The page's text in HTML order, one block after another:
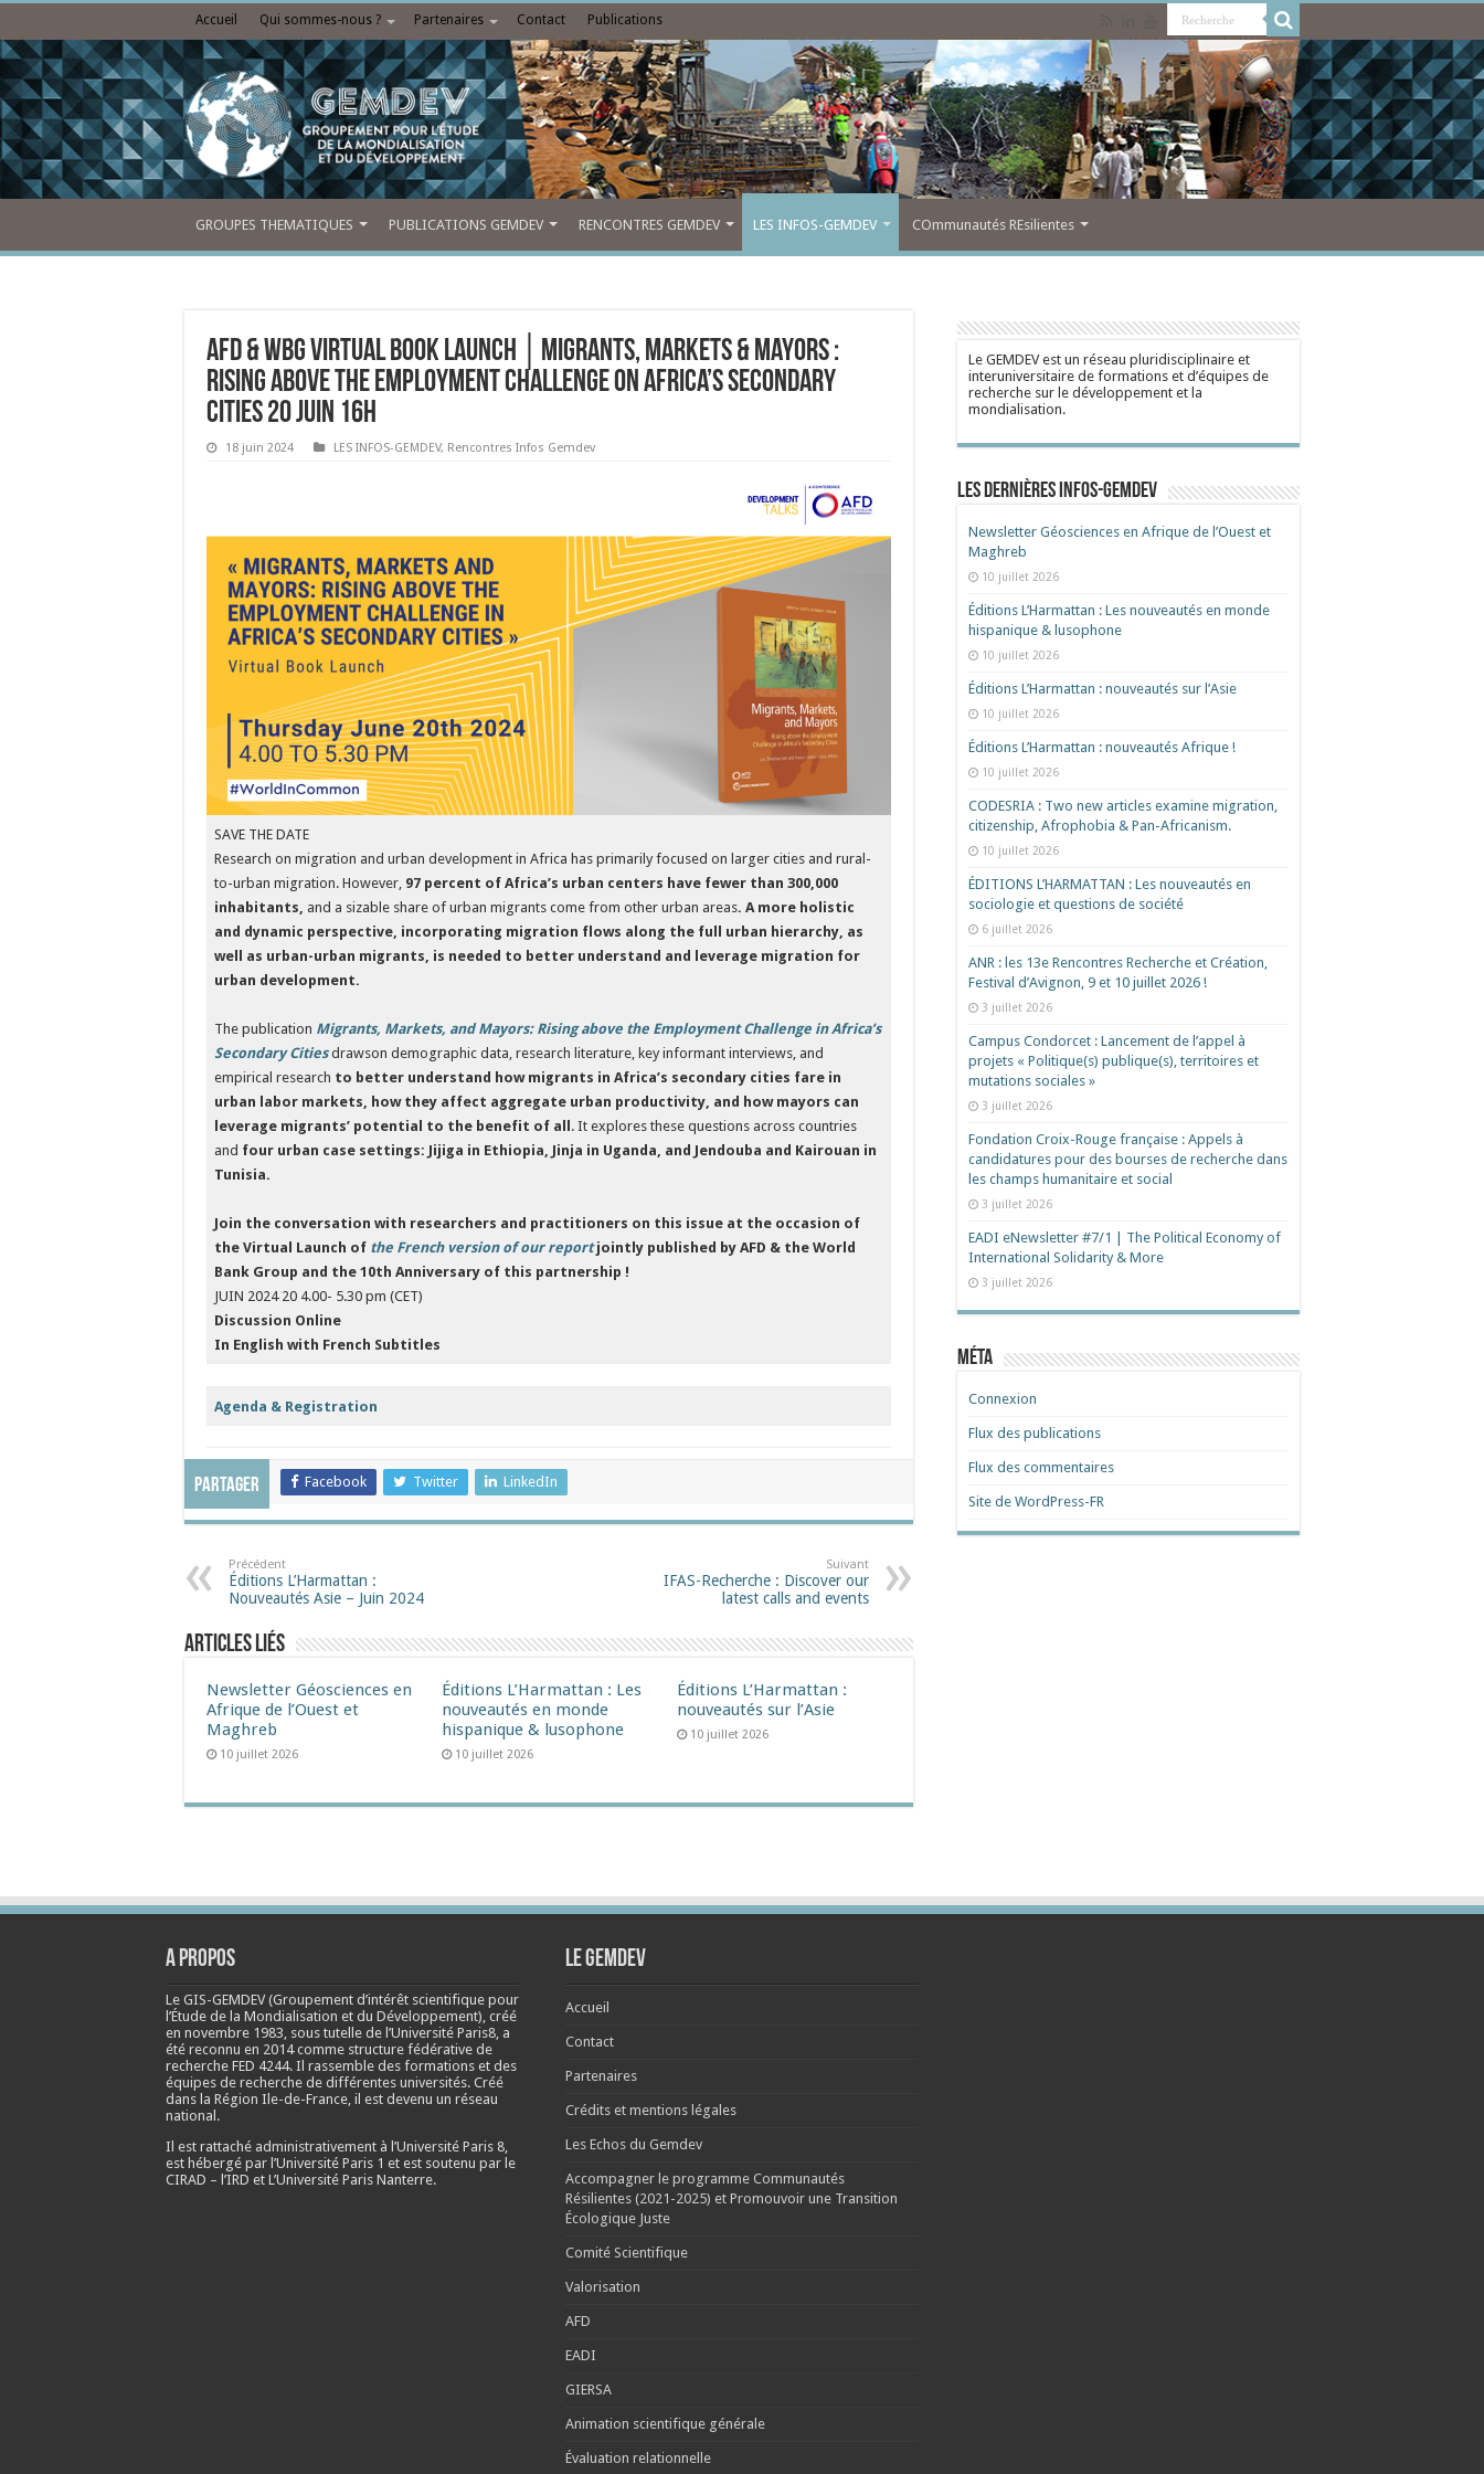
Accueil Qui sommes-nous ? Partenaires Contact Publications
GROUPES THEMATIQUES PUBLICATIONS GEMDEV RENCONTRES GEMDEV LES INFOS-GEMDEV COmmunautés REsilientes
AFD & WBG Virtual Book Launch │Migrants, Markets & Mayors :
Rising above the Employment Challenge on Africa’s Secondary
Cities 20 juin 16h
18 juin 2024 LES INFOS-GEMDEV, Rencontres Infos Gemdev
SAVE THE DATE
Research on migration and urban development in Africa has primarily focused on larger cities and rural-
to-urban migration. However, 97 percent of Africa’s urban centers have fewer than 300,000
inhabitants, and a sizable share of urban migrants come from other urban areas. A more holistic
and dynamic perspective, incorporating migration flows along the full urban hierarchy, as
well as urban-urban migrants, is needed to better understand and leverage migration for
urban development.
The publication Migrants, Markets, and Mayors: Rising above the Employment Challenge in Africa’s
Secondary Citiesdrawson demographic data, research literature, key informant interviews, and
empirical research to better understand how migrants in Africa’s secondary cities fare in
urban labor markets, how they affect aggregate urban productivity, and how mayors can
leverage migrants’ potential to the benefit of all . It explores these questions across countries
and four urban case settings: Jijiga in Ethiopia, Jinja in Uganda, and Jendouba and Kairouan in
Tunisia.
Join the conversation with researchers and practitioners on this issue at the occasion of
the Virtual Launch of the French version of our reportjointly published by AFD & the World
Bank Group and the 10th Anniversary of this partnership !
JUIN 2024 20 4.00- 5.30 pm (CET)
Discussion Online
In English with French Subtitles
Agenda & Registration
Partager Facebook Twitter LinkedIn
Précédent
Éditions L’Harmattan :
Nouveautés Asie – Juin 2024​
Suivant
IFAS-Recherche : Discover our
latest calls and events
Articles liés
Newsletter Géosciences en
Afrique de l’Ouest et
Maghreb
10 juillet 2026
Éditions L’Harmattan : Les
nouveautés en monde
hispanique & lusophone
10 juillet 2026
Éditions L’Harmattan :
nouveautés sur l’Asie
10 juillet 2026
Le GEMDEV est un réseau pluridisciplinaire et
interuniversitaire de formations et d’équipes de
recherche sur le développement et la
mondialisation.
Les dernières Infos-Gemdev
Newsletter Géosciences en Afrique de l’Ouest et
Maghreb
10 juillet 2026
Éditions L’Harmattan : Les nouveautés en monde
hispanique & lusophone
10 juillet 2026
Éditions L’Harmattan : nouveautés sur l’Asie
10 juillet 2026
Éditions L’Harmattan : nouveautés Afrique !​
10 juillet 2026
CODESRIA : Two new articles examine migration,
citizenship, Afrophobia & Pan-Africanism.
10 juillet 2026
ÉDITIONS L’HARMATTAN : Les nouveautés en
sociologie et questions de société
6 juillet 2026
ANR : les 13e Rencontres Recherche et Création,
Festival d’Avignon, 9 et 10 juillet 2026 !
3 juillet 2026
Campus Condorcet : Lancement de l’appel à
projets « Politique(s) publique(s), territoires et
mutations sociales »
3 juillet 2026
Fondation Croix-Rouge française : Appels à
candidatures pour des bourses de recherche dans
les champs humanitaire et social
3 juillet 2026
EADI eNewsletter #7/1 | The Political Economy of
International Solidarity & More
3 juillet 2026
Méta
Connexion
Flux des publications
Flux des commentaires
Site de WordPress-FR
A propos
Le GIS-GEMDEV (Groupement d’intérêt scientifique pour
l’Étude de la Mondialisation et du Développement), créé
en novembre 1983, sous tutelle de l’Université Paris8, a
été reconnu en 2014 comme structure fédérative de
recherche FED 4244. Il rassemble des formations et des
équipes de recherche de différentes universités. Créé
dans la Région Ile-de-France, il est devenu un réseau
national.
Il est rattaché administrativement à l’Université Paris 8,
est hébergé par l’Université Paris 1 et est soutenu par le
CIRAD – l’IRD et L’Université Paris Nanterre.
Le Gemdev
Accueil
Contact
Partenaires
Crédits et mentions légales
Les Echos du Gemdev
Accompagner le programme Communautés
Résilientes (2021-2025) et Promouvoir une Transition
Écologique Juste
Comité Scientifique
Valorisation
AFD
EADI
GIERSA
Animation scientifique générale
Évaluation relationnelle